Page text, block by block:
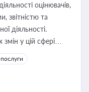
оцінювачів,
звітністю та
діяльності.
у цій сфері
юриста або
оренди
і перевірки